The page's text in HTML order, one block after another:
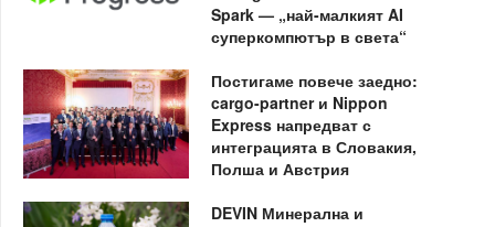
Spark — „най-малкият AI
суперкомпютър в света“
Постигаме повече заедно:
cargo-partner и Nippon
Express напредват с
интеграцията в Словакия,
Полша и Австрия
DEVIN Минерална и